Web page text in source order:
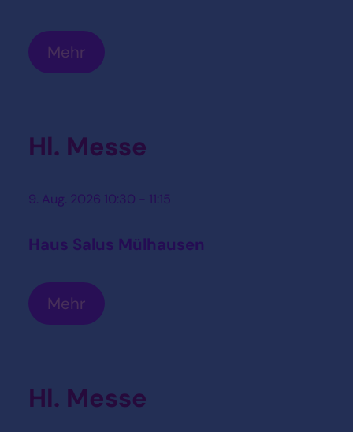
Mehr
Hl. Messe
9. Aug. 2026 10:30 - 11:15
Haus Salus Mülhausen
Mehr
Hl. Messe